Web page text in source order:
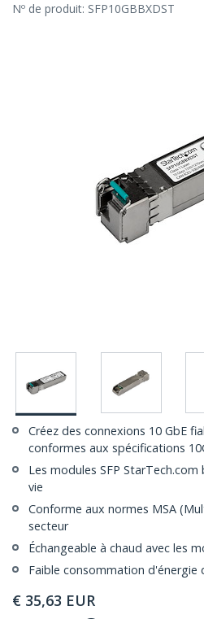
Nº de produit: SFP10GBBXDST
Créez des connexions 10 GbE
conformes aux spécifications
Les modules SFP
vie
Conforme aux normes MSA
secteur
Échangeable à chaud avec les
Faible consommation d'énergie
€ 35,63 EUR